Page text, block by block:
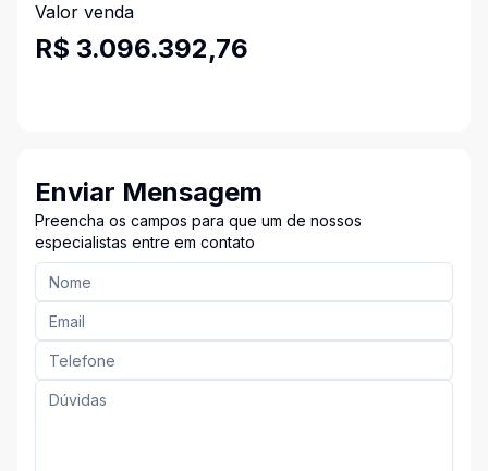
Valor venda
R$ 3.096.392,76
Enviar Mensagem
Preencha os campos para que um de nossos
especialistas entre em contato